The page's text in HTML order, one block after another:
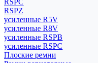
RSPC
RSPZ
усиленные R5V
усиленные R8V
усиленные RSPB
усиленные RSPC
Плоские ремни